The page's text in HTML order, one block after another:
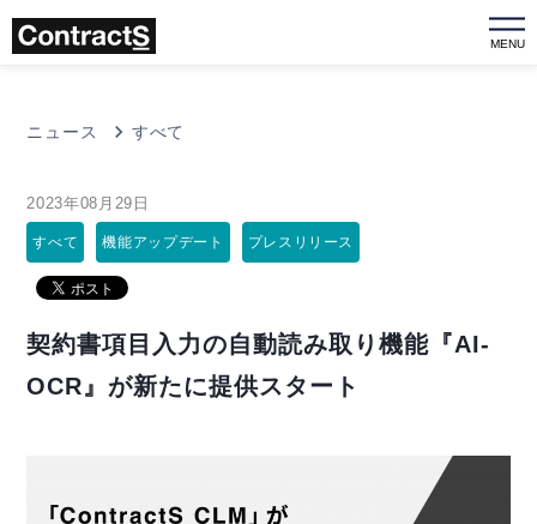
MENU
ニュース すべて
2023年08月29日
すべて 機能アップデート プレスリリース
契約書項目入力の自動読み取り機能『AI-
OCR』が新たに提供スタート